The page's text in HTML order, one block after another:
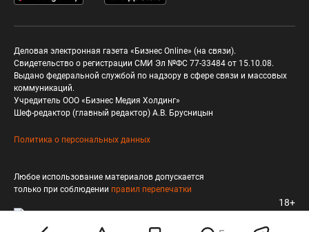
Деловая электронная газета «Бизнес Online» (на связи).
Свидетельство о регистрации СМИ Эл №ФС 77-33484 от 15.10.08.
Выдано федеральной службой по надзору в сфере связи и массовых
коммуникаций.
Учредитель ООО «Бизнес Медия Холдинг»
Шеф-редактор (главный редактор) А.В. Брусницын
Политика о персональных данных
Любое использование материалов допускается
только при соблюдении правил перепечатки
18+